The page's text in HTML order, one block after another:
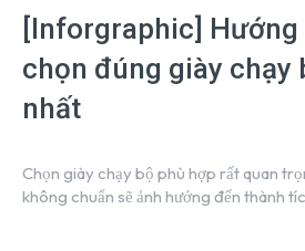
[Inforgraphic] Hướng
chọn đúng giày chạy
nhất
Chọn giày chạy bộ phù hợp rất quan
không chuẩn sẽ ảnh hưởng đến thành